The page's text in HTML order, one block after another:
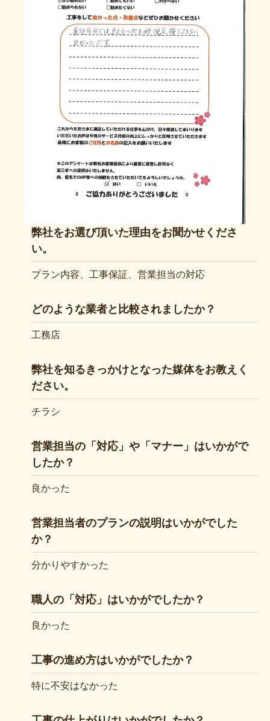
弊社をお選び頂いた理由をお聞かせくださ
い。
プラン内容、工事保証、営業担当の対応
どのような業者と比較されましたか？
工務店
弊社を知るきっかけとなった媒体をお教えく
ださい。
チラシ
営業担当の「対応」や「マナー」はいかがで
したか？
良かった
営業担当者のプランの説明はいかがでした
か？
分かりやすかった
職人の「対応」はいかがでしたか？
良かった
工事の進め方はいかがでしたか？
特に不安はなかった